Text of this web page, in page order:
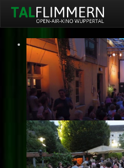
Home
Programm
Service
Ticketinfos
Ort
Anreise
Wetter